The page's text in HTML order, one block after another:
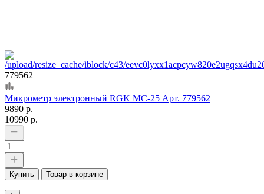
779562
Микрометр электронный RGK MC-25 Арт. 779562
9890 р.
10990 р.
Купить Товар в корзине